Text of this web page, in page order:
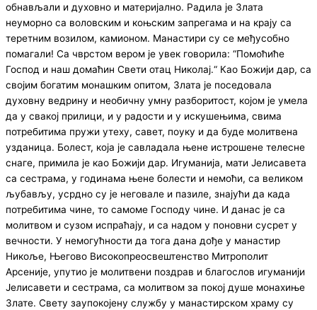
обнављали и духовно и материјално. Радила је Злата
неуморно са воловским и коњским запрегама и на крају са
теретним возилом, камионом. Манастири су се међусобно
помагали! Са чврстом вером је увек говорила: “Помоћиће
Господ и наш домаћин Свети отац Николај.“ Као Божији дар, са
својим богатим монашким опитом, Злата је поседовала
духовну ведрину и необичну умну разборитост, којом је умела
да у свакој прилици, и у радости и у искушењима, свима
потребитима пружи утеху, савет, поуку и да буде молитвена
узданица. Болест, која је савладала њене истрошене телесне
снаге, примила је као Божији дар. Игуманија, мати Јелисавета
са сестрама, у годинама њене болести и немоћи, са великом
љубављу, усрдно су је неговале и пазиле, знајући да када
потребитима чине, то самоме Господу чине. И данас је са
молитвом и сузом испраћају, и са надом у поновни сусрет у
вечности. У немогућности да тога дана дође у манастир
Никоље, Његово Високопреосвештенство Митрополит
Арсеније, упутио је молитвени поздрав и благослов игуманији
Јелисавети и сестрама, са молитвом за покој душе монахиње
Злате. Свету заупокојену службу у манастирском храму су